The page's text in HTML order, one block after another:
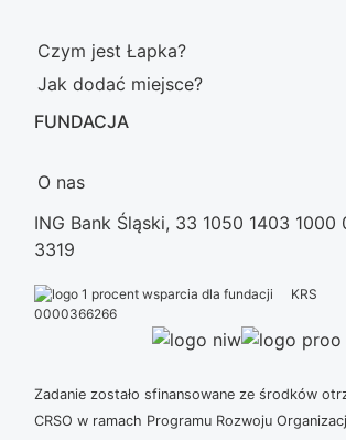
Czym jest Łapka?
Jak dodać miejsce?
FUNDACJA
O nas
ING Bank Śląski, 33 1050 1403
3319
KRS
0000366266
Zadanie zostało sfinansowane ze środków
CRSO w ramach Programu Rozwoju